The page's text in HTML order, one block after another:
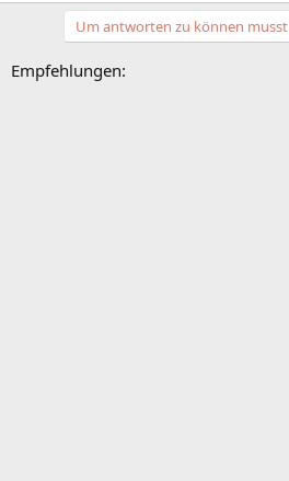
Um antworten zu können
Empfehlungen: